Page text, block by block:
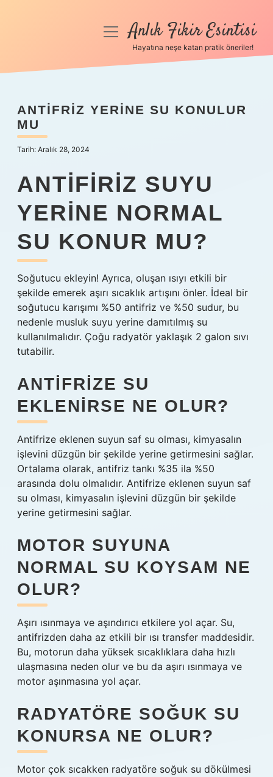
Anasayfa
Yasal Uyarı
Hakkımızda
menüyüAnlık Fikir Esintisi
Hayatına neşe katan pratik öneriler!
ANTIFRIZ YERINE SU KONULUR
MU
Tarih: Aralık 28, 2024
ANTIFIRIZ SUYU
YERINE NORMAL
SU KONUR MU?
Soğutucu ekleyin! Ayrıca, oluşan ısıyı etkili bir
şekilde emerek aşırı sıcaklık artışını önler. İdeal bir
soğutucu karışımı %50 antifriz ve %50 sudur, bu
nedenle musluk suyu yerine damıtılmış su
kullanılmalıdır. Çoğu radyatör yaklaşık 2 galon sıvı
tutabilir.
ANTIFRIZE SU
EKLENIRSE NE OLUR?
Antifrize eklenen suyun saf su olması, kimyasalın
işlevini düzgün bir şekilde yerine getirmesini sağlar.
Ortalama olarak, antifriz tankı %35 ila %50
arasında dolu olmalıdır. Antifrize eklenen suyun saf
su olması, kimyasalın işlevini düzgün bir şekilde
yerine getirmesini sağlar.
MOTOR SUYUNA
NORMAL SU KOYSAM NE
OLUR?
Aşırı ısınmaya ve aşındırıcı etkilere yol açar. Su,
antifrizden daha az etkili bir ısı transfer maddesidir.
Bu, motorun daha yüksek sıcaklıklara daha hızlı
ulaşmasına neden olur ve bu da aşırı ısınmaya ve
motor aşınmasına yol açar.
RADYATÖRE SOĞUK SU
KONURSA NE OLUR?
Motor çok sıcakken radyatöre soğuk su dökülmesi